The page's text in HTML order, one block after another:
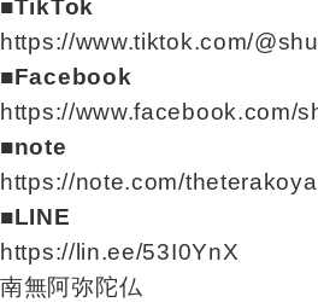
■TikTok
https://www.tiktok.com/
■Facebook
https://www.facebook.com/
■note
https://note.com/theterakoya
■LINE
https://lin.ee/53I0YnX
南無阿弥陀仏